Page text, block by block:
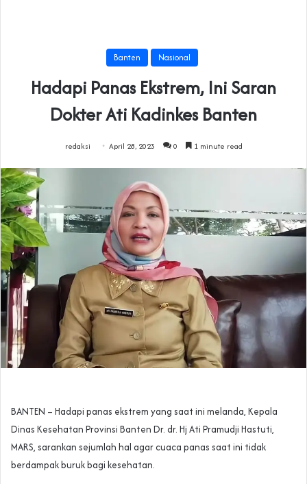
Banten Nasional
Hadapi Panas Ekstrem, Ini Saran
Dokter Ati Kadinkes Banten
redaksi April 28, 2023 0 1 minute read
BANTEN – Hadapi panas ekstrem yang saat ini melanda, Kepala
Dinas Kesehatan Provinsi Banten Dr. dr. Hj Ati Pramudji Hastuti,
MARS, sarankan sejumlah hal agar cuaca panas saat ini tidak
berdampak buruk bagi kesehatan.